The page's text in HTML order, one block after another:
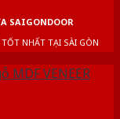
SAIGONDOOR
NHẤT TẠI SÀI GÒN
MDF VENEER